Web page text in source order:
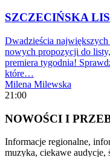
SZCZECIŃSKA
Dwadzieścia
nowych propozycji do
premiera tygodnia!
które…
Milena Milewska
21:00
NOWOŚCI I
Informacje regionalne,
muzyka, ciekawe audycje,